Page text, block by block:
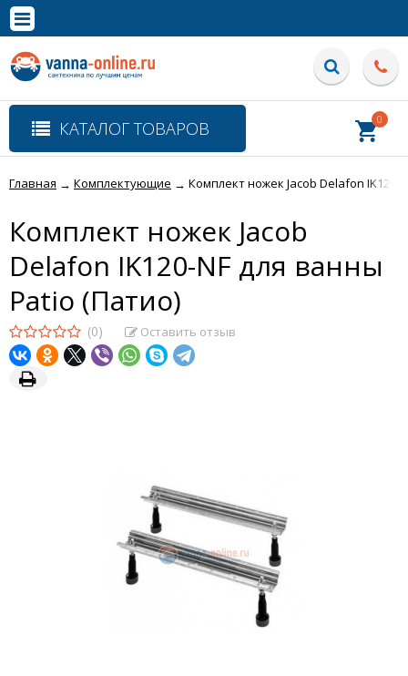
Полная версия сайта
КАТАЛОГ ТОВАРОВ 0
Главная → Комплектующие → Комплект ножек Jacob Delafon IK120-
Комплект ножек Jacob
Delafon IK120-NF для ванны
Patio (Патио)
(0) Оставить отзыв